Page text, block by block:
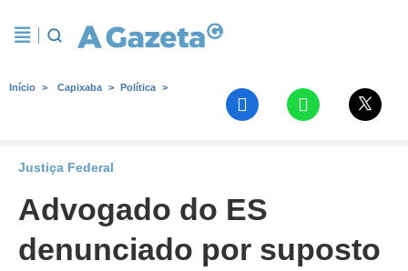
Início Capixaba Política
Justiça Federal
Advogado do ES
denunciado por suposto